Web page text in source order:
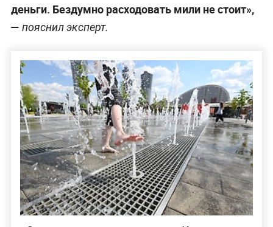
деньги. Бездумно расходовать мили не стоит»,
— пояснил эксперт.